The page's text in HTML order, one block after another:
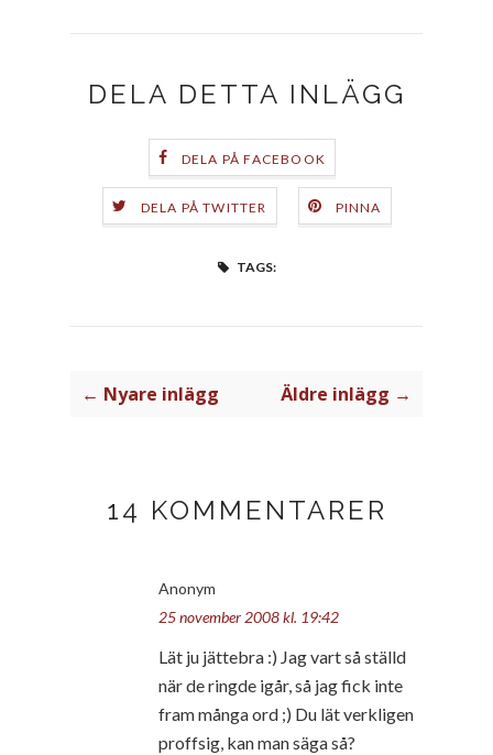
DELA DETTA INLÄGG
DELA PÅ FACEBOOK
DELA PÅ TWITTER PINNA
TAGS:
← Nyare inlägg Äldre inlägg →
14 KOMMENTARER
Anonym
25 november 2008 kl. 19:42
Lät ju jättebra :) Jag vart så ställd
när de ringde igår, så jag fick inte
fram många ord ;) Du lät verkligen
proffsig, kan man säga så?